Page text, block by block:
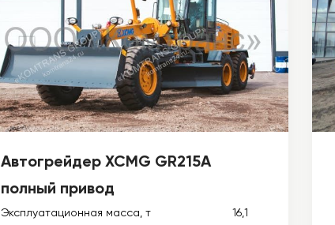
Автогрейдер XCMG GR215A
полный привод
Эксплуатационная масса, т
16,1